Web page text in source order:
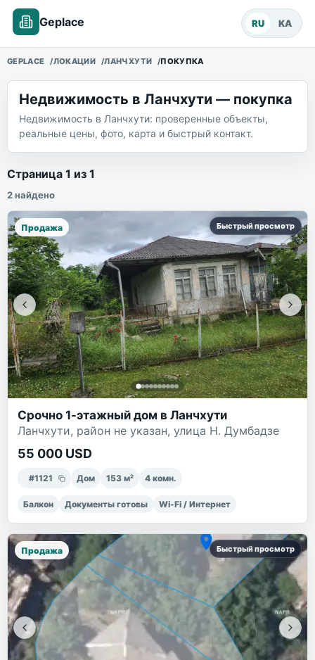
Geplace RU KA
GEPLACE ЛОКАЦИИ ЛАНЧХУТИ ПОКУПКА
Недвижимость в Ланчхути — покупка
Недвижимость в Ланчхути: проверенные объекты,
реальные цены, фото, карта и быстрый контакт.
Объекты недвижимости
Страница 1 из 1
2найдено
Продажа Быстрый просмотр
Срочно 1-этажный дом в Ланчхути
Ланчхути, район не указан, улица Н. Думбадзе
55 000 USD
#1121 Дом 153 м² 4 комн.
Балкон Документы готовы Wi-Fi / Интернет
Продажа Быстрый просмотр